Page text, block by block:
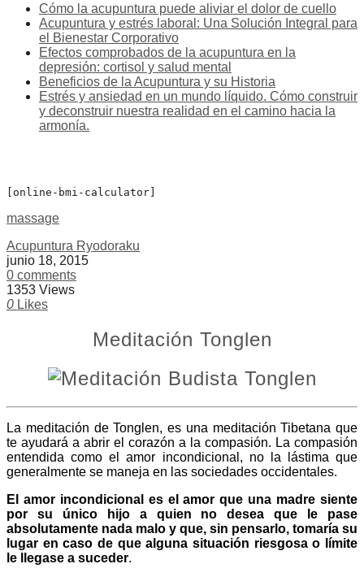
Cómo la acupuntura puede aliviar el dolor de cuello
Acupuntura y estrés laboral: Una Solución Integral para
el Bienestar Corporativo
Efectos comprobados de la acupuntura en la
depresión: cortisol y salud mental
Beneficios de la Acupuntura y su Historia
Estrés y ansiedad en un mundo líquido. Cómo construir
y deconstruir nuestra realidad en el camino hacia la
armonía.
[online-bmi-calculator]
massage
Acupuntura Ryodoraku
junio 18, 2015
0 comments
1353 Views
0 Likes
Meditación Tonglen
La meditación de Tonglen, es una meditación Tibetana que
te ayudará a abrir el corazón a la compasión. La compasión
entendida como el amor incondicional, no la lástima que
generalmente se maneja en las sociedades occidentales.
El amor incondicional es el amor que una madre siente
por su único hijo a quien no desea que le pase
absolutamente nada malo y que, sin pensarlo, tomaría su
lugar en caso de que alguna situación riesgosa o límite
le llegase a suceder.